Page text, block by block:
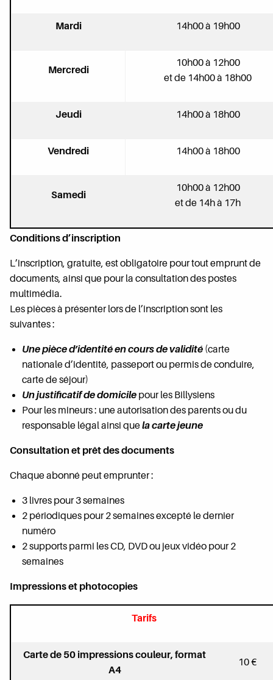
Mardi 14h00 à 19h00
Mercredi
10h00 à 12h00
et de 14h00 à 18h00
Jeudi 14h00 à 18h00
Vendredi 14h00 à 18h00
Samedi
10h00 à 12h00
et de 14h à 17h
Conditions d’inscription
L’inscription, gratuite, est obligatoire pour tout emprunt de
documents, ainsi que pour la consultation des postes
multimédia.
Les pièces à présenter lors de l’inscription sont les
suivantes :
Une pièce d’identité en cours de validité (carte
nationale d’identité, passeport ou permis de conduire,
carte de séjour)
Un justificatif de domicile pour les Billysiens
Pour les mineurs : une autorisation des parents ou du
responsable légal ainsi quela carte jeune
Consultation et prêt des documents
Chaque abonné peut emprunter :
3 livres pour 3 semaines
2 périodiques pour 2 semaines excepté le dernier
numéro
2 supports parmi les CD, DVD ou jeux vidéo pour 2
semaines
Impressions et photocopies
Tarifs
Carte de 50 impressions couleur, format
A4
10 €